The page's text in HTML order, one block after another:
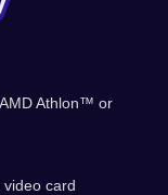
Athlon™ or
card